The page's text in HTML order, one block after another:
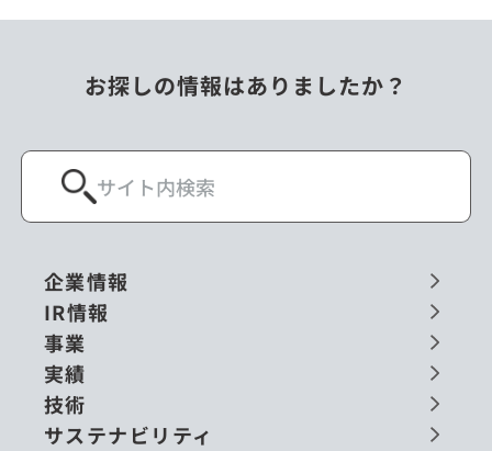
お探しの情報はありましたか？
企業情報
IR情報
事業
実績
技術
サステナビリティ